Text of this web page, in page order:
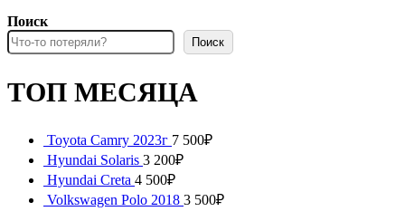
Поиск
Поиск
ТОП МЕСЯЦА
Toyota Camry 2023г 7 500₽
Hyundai Solaris 3 200₽
Hyundai Creta 4 500₽
Volkswagen Polo 2018 3 500₽